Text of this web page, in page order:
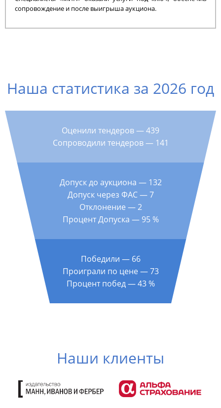
сопровождение и после выигрыша аукциона.
Наша статистика за 2026 год
Оценили тендеров — 439
Сопроводили тендеров — 141
Допуск до аукциона — 132
Допуск через ФАС — 7
Отклонение — 2
Процент Допуска — 95 %
Победили — 66
Проиграли по цене — 73
Процент побед — 43 %
Наши клиенты